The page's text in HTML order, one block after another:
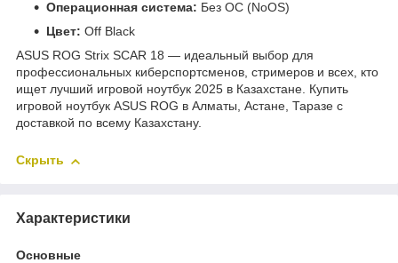
Операционная система: Без ОС (NoOS)
Цвет: Off Black
ASUS ROG Strix SCAR 18 — идеальный выбор для
профессиональных киберспортсменов, стримеров и всех, кто
ищет лучший игровой ноутбук 2025 в Казахстане. Купить
игровой ноутбук ASUS ROG в Алматы, Астане, Таразе с
доставкой по всему Казахстану.
Скрыть
Характеристики
Основные